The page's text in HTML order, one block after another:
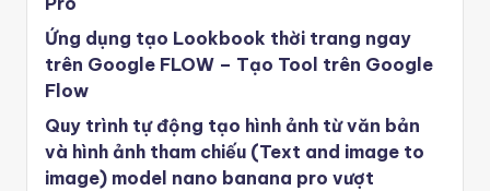
Ứng dụng tạo Lookbook thời trang ngay
trên Google FLOW – Tạo Tool trên Google
Flow
Quy trình tự động tạo hình ảnh từ văn bản
và hình ảnh tham chiếu (Text and image to
image) model nano banana pro vượt